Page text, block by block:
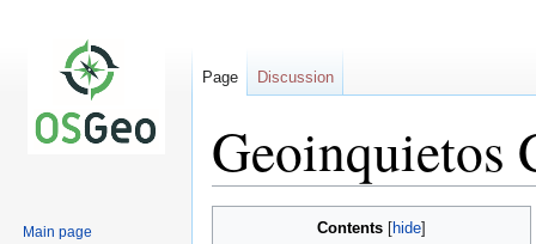
Geoinquietos
Contents
Page Discussion
Main page